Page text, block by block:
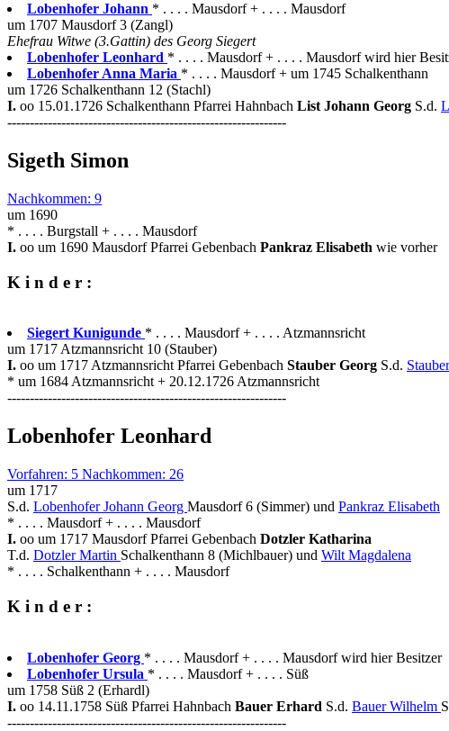
Lobenhofer Johann * . . . . Mausdorf + . . . . Mausdorf
um 1707 Mausdorf 3 (Zangl)
Ehefrau Witwe (3.Gattin) des Georg Siegert
Lobenhofer Leonhard * . . . . Mausdorf + . . . . Mausdorf wird hier
Lobenhofer Anna Maria * . . . . Mausdorf + um 1745 Schalkenthann
um 1726 Schalkenthann 12 (Stachl)
I. oo 15.01.1726 Schalkenthann Pfarrei Hahnbach List Johann Georg S.d.
--------------------------------------------------------------
Sigeth Simon
Nachkommen: 9
um 1690
* . . . . Burgstall + . . . . Mausdorf
I. oo um 1690 Mausdorf Pfarrei Gebenbach Pankraz Elisabeth wie vorher
K i n d e r :
Siegert Kunigunde * . . . . Mausdorf + . . . . Atzmannsricht
um 1717 Atzmannsricht 10 (Stauber)
I. oo um 1717 Atzmannsricht Pfarrei Gebenbach Stauber Georg S.d.
* um 1684 Atzmannsricht + 20.12.1726 Atzmannsricht
--------------------------------------------------------------
Lobenhofer Leonhard
Vorfahren: 5 Nachkommen: 26
um 1717
S.d. Lobenhofer Johann Georg Mausdorf 6 (Simmer) und Pankraz Elisabeth
* . . . . Mausdorf + . . . . Mausdorf
I. oo um 1717 Mausdorf Pfarrei Gebenbach Dotzler Katharina
T.d. Dotzler Martin Schalkenthann 8 (Michlbauer) und Wilt Magdalena
* . . . . Schalkenthann + . . . . Mausdorf
K i n d e r :
Lobenhofer Georg * . . . . Mausdorf + . . . . Mausdorf wird hier Besitzer
Lobenhofer Ursula * . . . . Mausdorf + . . . . Süß
um 1758 Süß 2 (Erhardl)
I. oo 14.11.1758 Süß Pfarrei Hahnbach Bauer Erhard S.d. Bauer Wilhelm
--------------------------------------------------------------